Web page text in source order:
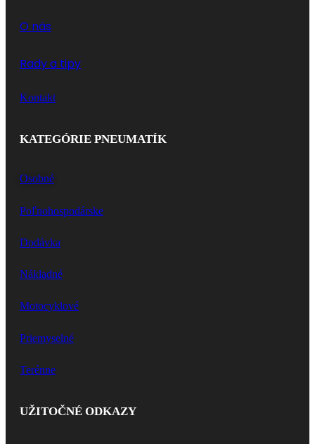
O nás
Rady a tipy
Kontakt
KATEGÓRIE PNEUMATÍK
Osobné
Poľnohospodárske
Dodávka
Nákladné
Motocyklové
Priemyselné
Terénne
UŽITOČNÉ ODKAZY